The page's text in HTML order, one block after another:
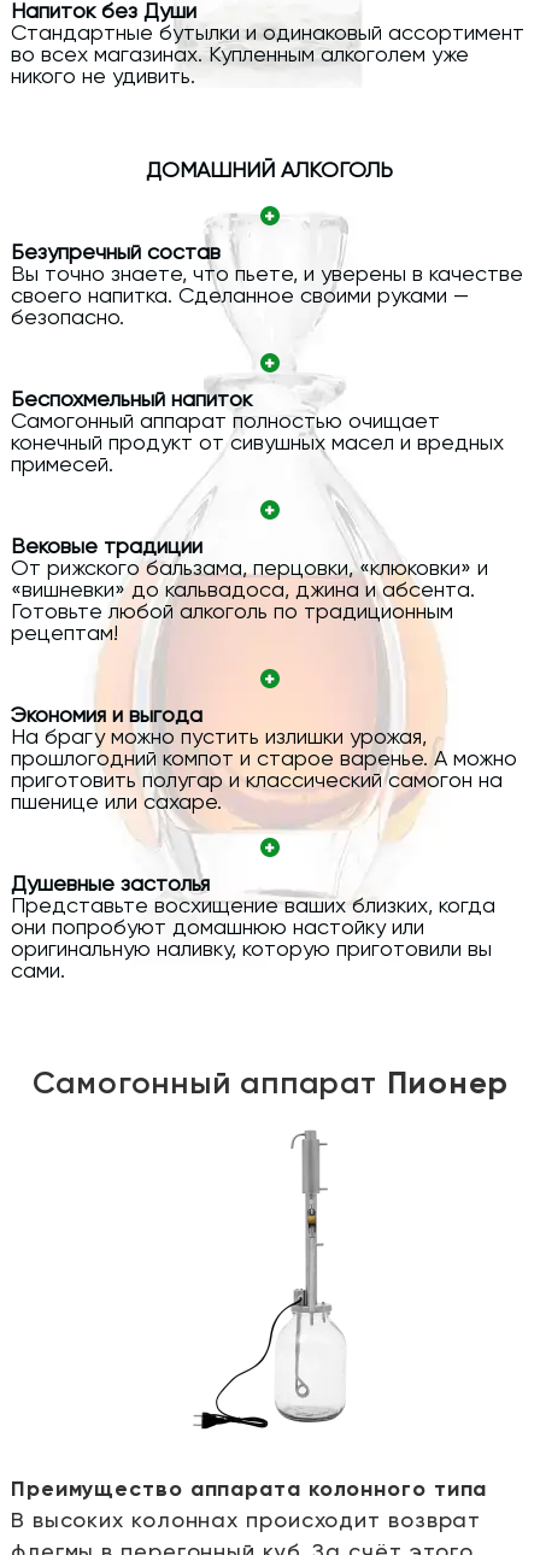
Напиток без Души
Стандартные бутылки и одинаковый ассортимент
во всех магазинах. Купленным алкоголем уже
никого не удивить.
ДОМАШНИЙ АЛКОГОЛЬ
Безупречный состав
Вы точно знаете, что пьете, и уверены в качестве
своего напитка. Сделанное своими руками —
безопасно.
Беспохмельный напиток
Самогонный аппарат полностью очищает
конечный продукт от сивушных масел и вредных
примесей.
Вековые традиции
От рижского бальзама, перцовки, «клюковки» и
«вишневки» до кальвадоса, джина и абсента.
Готовьте любой алкоголь по традиционным
рецептам!
Экономия и выгода
На брагу можно пустить излишки урожая,
прошлогодний компот и старое варенье. А можно
приготовить полугар и классический самогон на
пшенице или сахаре.
Душевные застолья
Представьте восхищение ваших близких, когда
они попробуют домашнюю настойку или
оригинальную наливку, которую приготовили вы
сами.
Самогонный аппарат Пионер
Преимущество аппарата колонного типа
В высоких колоннах происходит возврат